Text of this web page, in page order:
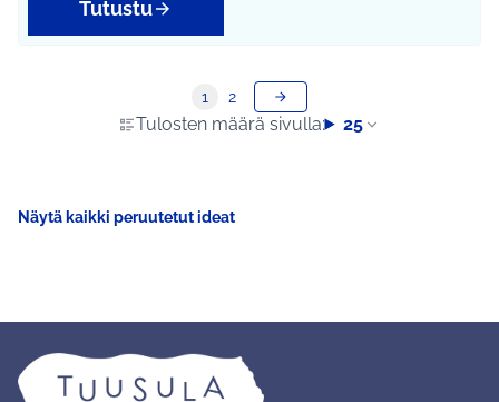
Tutustu
Tulosten määrä sivulla: 25
1 2
Näytä kaikki peruutetut ideat